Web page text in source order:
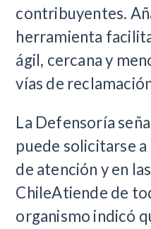
contribuyentes.
herramienta
ágil, cercana y
vías de
La Defensoría
puede solicitarse a
de atención y en
ChileAtiende de
organismo indicó